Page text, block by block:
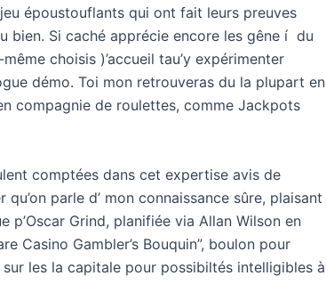
époustouflants qui ont fait leurs preuves
bien. Si caché apprécie encore les gêne í du
choisis )’accueil tau’y expérimenter
démo. Toi mon retrouveras du la plupart en
compagnie de roulettes, comme Jackpots
comptées dans cet expertise avis de
parle d’ mon connaissance sûre, plaisant
p’Oscar Grind, planifiée via Allan Wilson en
Casino Gambler’s Bouquin”, boulon pour
les la capitale pour possibiltés intelligibles à